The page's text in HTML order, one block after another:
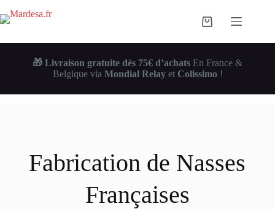
au
contenu
Panier
🎁 Livraison gratuite dès 75€ d’achats En France &
Belgique via Mondial Relayet Colissimo!
Fabrication de Nasses
Françaises